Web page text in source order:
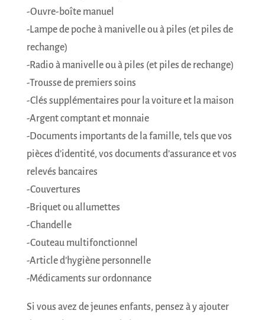
-Ouvre-boîte manuel
-Lampe de poche à manivelle ou à piles (et piles de
rechange)
-Radio à manivelle ou à piles (et piles de rechange)
-Trousse de premiers soins
-Clés supplémentaires pour la voiture et la maison
-Argent comptant et monnaie
-Documents importants de la famille, tels que vos
pièces d’identité, vos documents d’assurance et vos
relevés bancaires
-Couvertures
-Briquet ou allumettes
-Chandelle
-Couteau multifonctionnel
-Article d’hygiène personnelle
-Médicaments sur ordonnance
Si vous avez de jeunes enfants, pensez à y ajouter